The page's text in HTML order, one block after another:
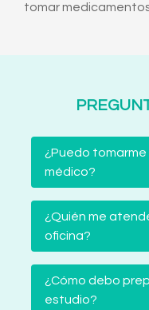
tomar
¿Puedo tomarme
médico?
¿Quién me
oficina?
¿Cómo debo
estudio?